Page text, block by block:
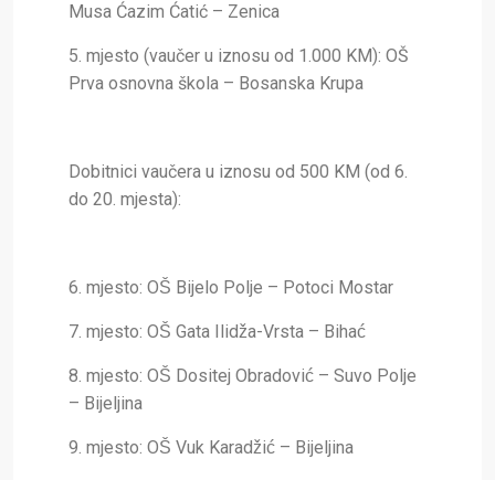
Musa Ćazim Ćatić – Zenica
5. mjesto (vaučer u iznosu od 1.000 KM): OŠ
Prva osnovna škola – Bosanska Krupa
Dobitnici vaučera u iznosu od 500 KM (od 6.
do 20. mjesta):
6. mjesto: OŠ Bijelo Polje – Potoci Mostar
7. mjesto: OŠ Gata Ilidža-Vrsta – Bihać
8. mjesto: OŠ Dositej Obradović – Suvo Polje
– Bijeljina
9. mjesto: OŠ Vuk Karadžić – Bijeljina